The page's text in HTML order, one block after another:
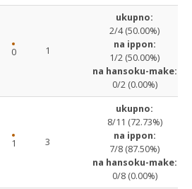
0 1
ukupno:
2/4 (50.00%)
na ippon:
1/2 (50.00%)
na hansoku-make:
0/2 (0.00%)
1 3
ukupno:
8/11 (72.73%)
na ippon:
7/8 (87.50%)
na hansoku-make:
0/8 (0.00%)